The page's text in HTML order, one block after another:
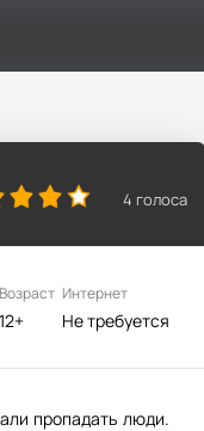
4 голоса
Возраст
12+
Интернет
Не требуется
пропадать люди.